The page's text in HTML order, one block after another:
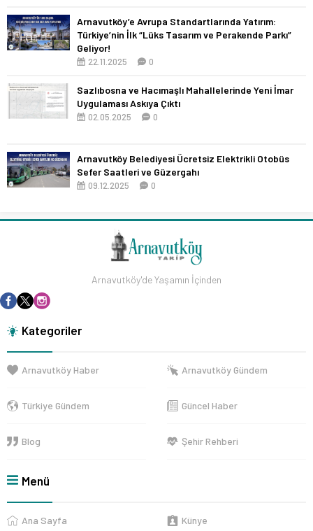
Arnavutköy’e Avrupa Standartlarında Yatırım:
Türkiye’nin İlk “Lüks Tasarım ve Perakende Parkı”
Geliyor!
22.11.2025 0
Sazlıbosna ve Hacımaşlı Mahallelerinde Yeni İmar
Uygulaması Askıya Çıktı
02.05.2025 0
Arnavutköy Belediyesi Ücretsiz Elektrikli Otobüs
Sefer Saatleri ve Güzergahı
09.12.2025 0
Arnavutköy'de Yaşamın İçinden
Kategoriler
Arnavutköy Haber Arnavutköy Gündem
Türkiye Gündem Güncel Haber
Blog Şehir Rehberi
Menü
Ana Sayfa Künye